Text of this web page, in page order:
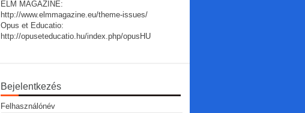
ELM MAGAZINE:
http://www.elmmagazine.eu/theme-issues/
Opus et Educatio:
http://opuseteducatio.hu/index.php/opusHU
Bejelentkezés
Felhasználónév